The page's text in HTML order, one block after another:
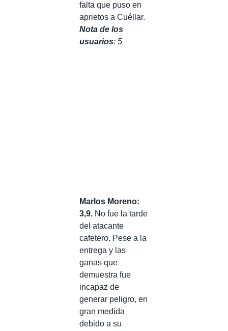
falta que puso en
aprietos a Cuéllar.
Nota de los
usuarios: 5
Marlos Moreno:
3,9. No fue la tarde
del atacante
cafetero. Pese a la
entrega y las
ganas que
demuestra fue
incapaz de
generar peligro, en
gran medida
debido a su